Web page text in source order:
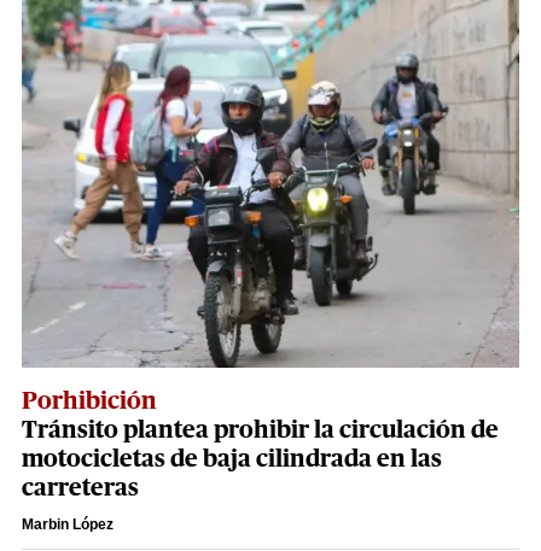
Porhibición
Tránsito plantea prohibir la circulación de
motocicletas de baja cilindrada en las
carreteras
Marbin López